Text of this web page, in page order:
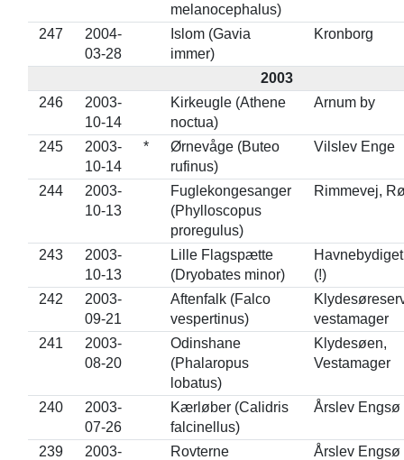
melanocephalus)
247
2004-
03-28
Islom (Gavia
immer)
Kronborg
2003
246
2003-
10-14
Kirkeugle (Athene
noctua)
Arnum by
245
2003-
10-14
*
Ørnevåge (Buteo
rufinus)
Vilslev Enge
244
2003-
10-13
Fuglekongesanger
(Phylloscopus
proregulus)
Rimmevej,
243
2003-
10-13
Lille Flagspætte
(Dryobates minor)
(!)
242
2003-
09-21
Aftenfalk (Falco
vespertinus)
vestamager
241
2003-
08-20
Odinshane
(Phalaropus
lobatus)
Klydesøen,
Vestamager
240
2003-
07-26
Kærløber (Calidris
falcinellus)
Årslev Engsø
239
2003-
Rovterne
Årslev Engsø